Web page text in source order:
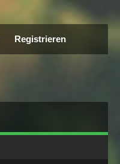
Registrieren